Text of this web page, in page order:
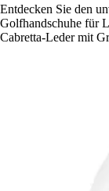
Entdecken Sie den
Golfhandschuhe für
Cabretta-Leder mit